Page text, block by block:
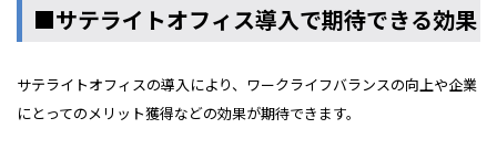
■サテライトオフィス導入で期待できる効果
サテライトオフィスの導入により、ワークライフバランスの向上や企業
にとってのメリット獲得などの効果が期待できます。